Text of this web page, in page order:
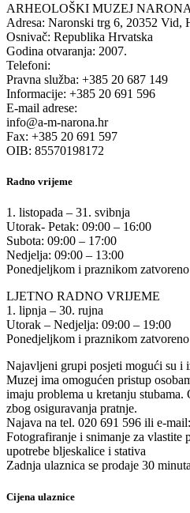
ARHEOLOŠKI MUZEJ NARONA
Adresa: Naronski trg 6, 20352 Vid,
Osnivač: Republika Hrvatska
Godina otvaranja: 2007.
Telefoni:
Pravna služba: +385 20 687 149
Informacije: +385 20 691 596
E-mail adrese:
info@a-m-narona.hr
Fax: +385 20 691 597
OIB: 85570198172
Radno vrijeme
1. listopada – 31. svibnja
Utorak- Petak: 09:00 – 16:00
Subota: 09:00 – 17:00
Nedjelja: 09:00 – 13:00
Ponedjeljkom i praznikom zatvoreno
LJETNO RADNO VRIJEME
1. lipnja – 30. rujna
Utorak – Nedjelja: 09:00 – 19:00
Ponedjeljkom i praznikom zatvoreno
Najavljeni grupi posjeti mogući su i
Muzej ima omogućen pristup
imaju problema u kretanju stubama.
zbog osiguravanja pratnje.
Najava na tel. 020 691 596 ili e-
Fotografiranje i snimanje za vlastite
upotrebe bljeskalice i stativa
Zadnja ulaznica se prodaje 30
Cijena ulaznice